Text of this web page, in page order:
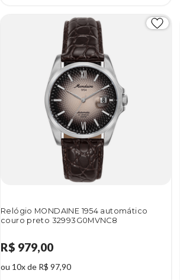
Relógio MONDAINE 1954 automático
couro preto 32993G0MVNC8
R$ 979,00
ou 10x de R$ 97,90